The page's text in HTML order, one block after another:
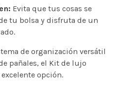
Evita que tus cosas se
tu bolsa y disfruta de un
de organización versátil
pañales, el Kit de lujo
opción.